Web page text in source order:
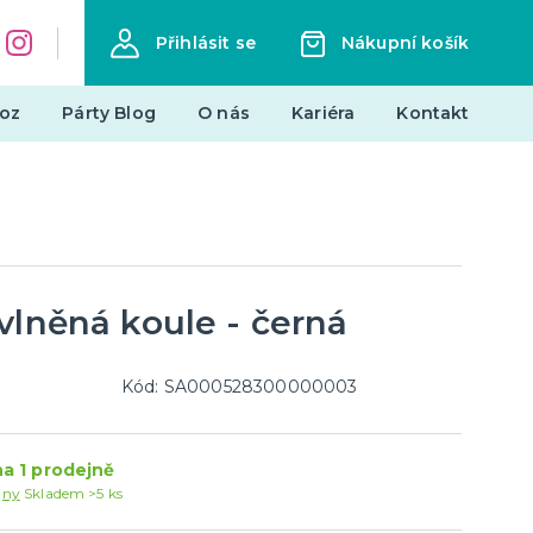
Přihlásit se Nákupní košík
Párty Blog O nás Kariéra Kontakt
Stolní hry
koule - černá
Kód: SA000528300000003
1 prodejně
Skladem >5 ks